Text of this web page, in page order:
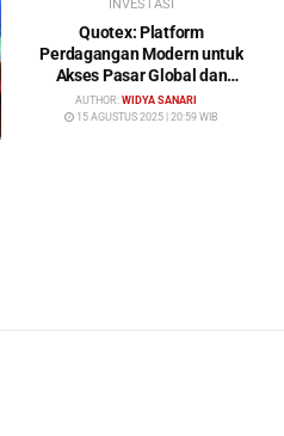
INVESTASI
Quotex: Platform
Perdagangan Modern untuk
Akses Pasar Global dan
Investasi Cerdas
AUTHOR: WIDYA SANARI
15 AGUSTUS 2025 | 20:59 WIB